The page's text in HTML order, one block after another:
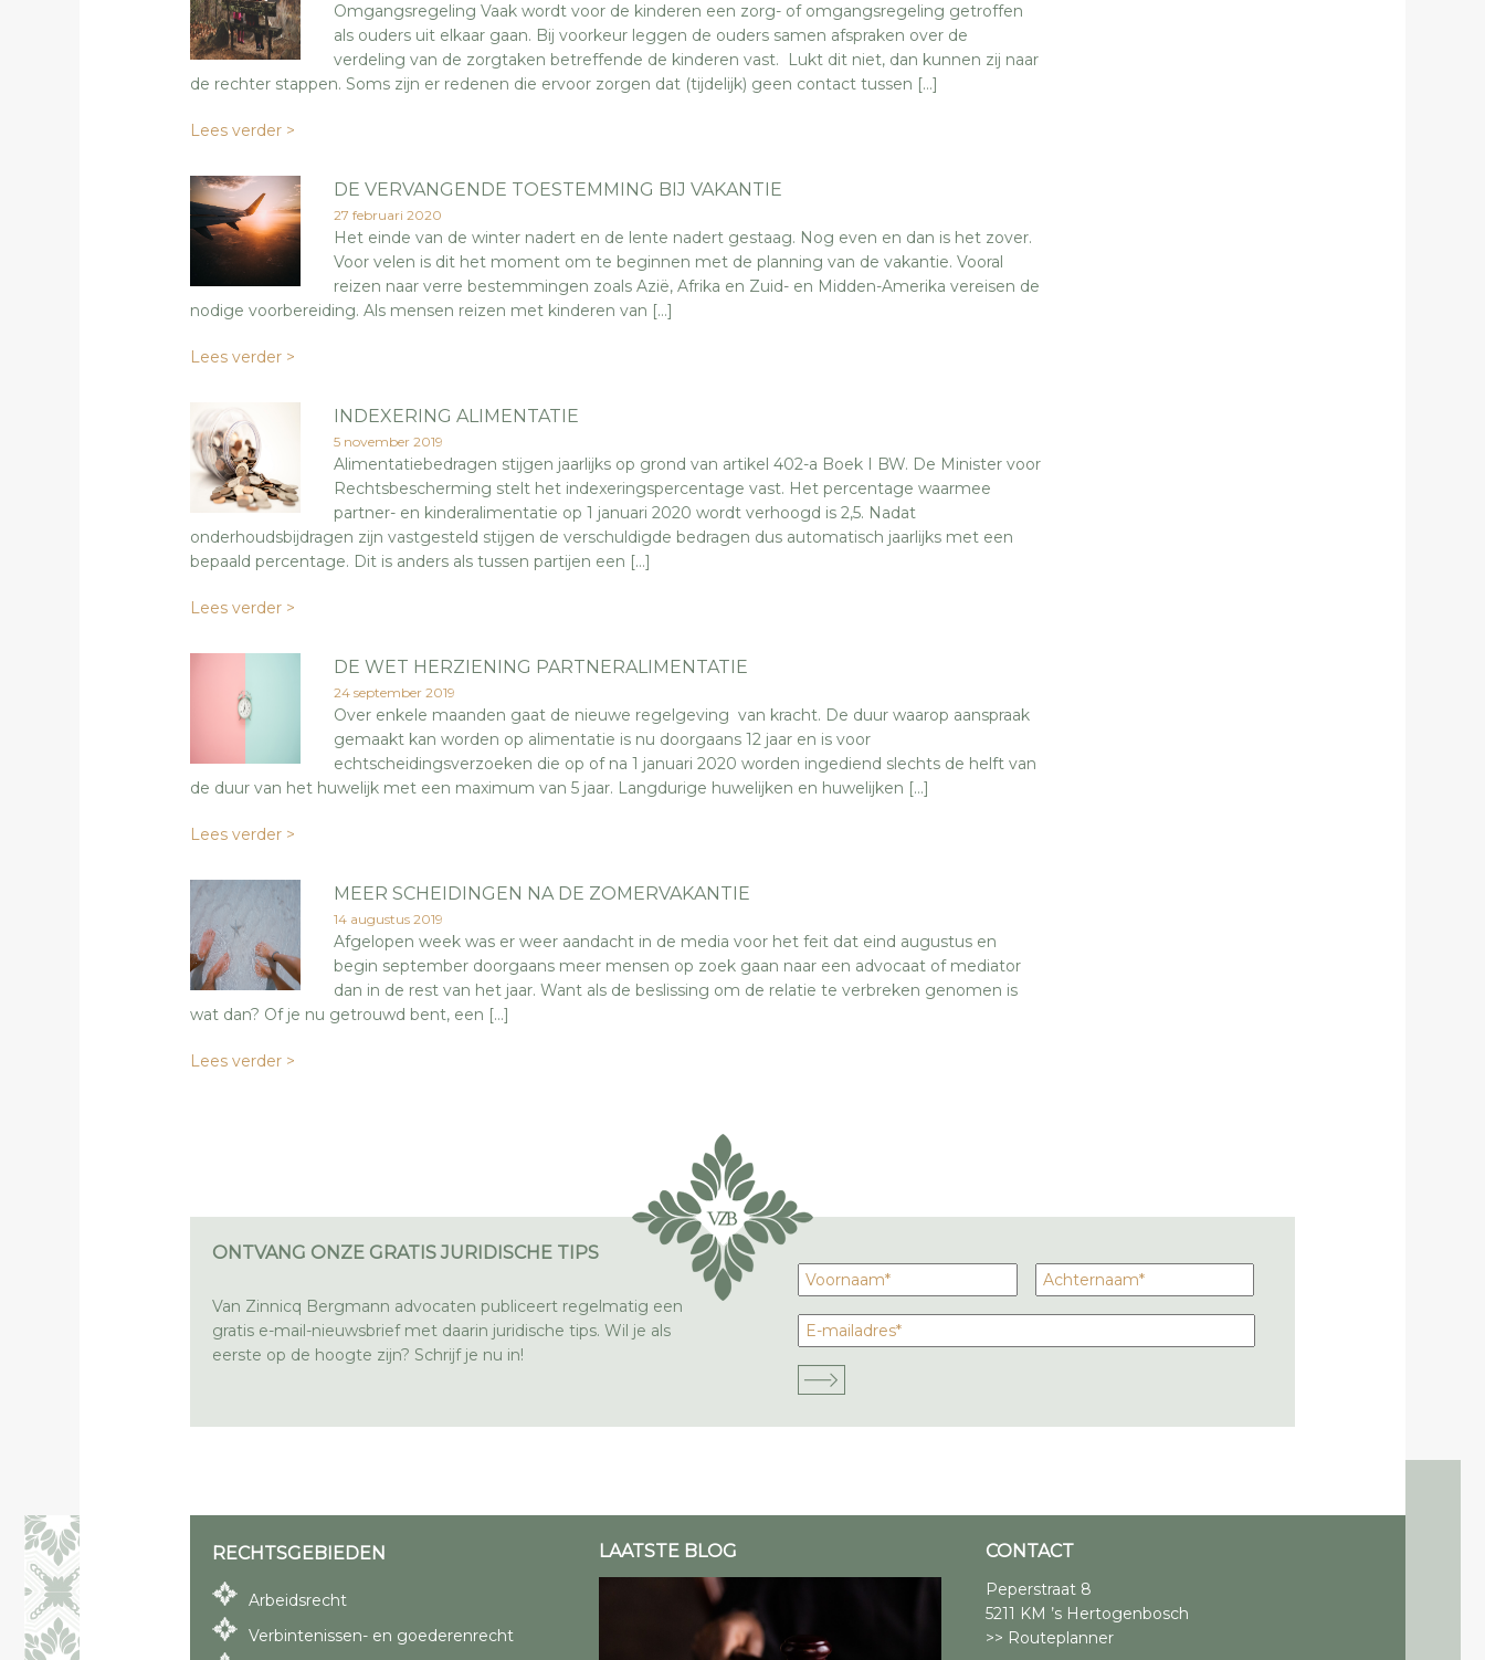
Omgangsregeling Vaak wordt voor de kinderen een zorg- of omgangsregeling getroffen
als ouders uit elkaar gaan. Bij voorkeur leggen de ouders samen afspraken over de
verdeling van de zorgtaken betreffende de kinderen vast. Lukt dit niet, dan kunnen zij naar
de rechter stappen. Soms zijn er redenen die ervoor zorgen dat (tijdelijk) geen contact tussen […]
Lees verder >
DE VERVANGENDE TOESTEMMING BIJ VAKANTIE
27 februari 2020
Het einde van de winter nadert en de lente nadert gestaag. Nog even en dan is het zover.
Voor velen is dit het moment om te beginnen met de planning van de vakantie. Vooral
reizen naar verre bestemmingen zoals Azië, Afrika en Zuid- en Midden-Amerika vereisen de
nodige voorbereiding. Als mensen reizen met kinderen van […]
Lees verder >
INDEXERING ALIMENTATIE
5 november 2019
Alimentatiebedragen stijgen jaarlijks op grond van artikel 402-a Boek I BW. De Minister voor
Rechtsbescherming stelt het indexeringspercentage vast. Het percentage waarmee
partner- en kinderalimentatie op 1 januari 2020 wordt verhoogd is 2,5. Nadat
onderhoudsbijdragen zijn vastgesteld stijgen de verschuldigde bedragen dus automatisch jaarlijks met een
bepaald percentage. Dit is anders als tussen partijen een […]
Lees verder >
DE WET HERZIENING PARTNERALIMENTATIE
24 september 2019
Over enkele maanden gaat de nieuwe regelgeving van kracht. De duur waarop aanspraak
gemaakt kan worden op alimentatie is nu doorgaans 12 jaar en is voor
echtscheidingsverzoeken die op of na 1 januari 2020 worden ingediend slechts de helft van
de duur van het huwelijk met een maximum van 5 jaar. Langdurige huwelijken en huwelijken […]
Lees verder >
MEER SCHEIDINGEN NA DE ZOMERVAKANTIE
14 augustus 2019
Afgelopen week was er weer aandacht in de media voor het feit dat eind augustus en
begin september doorgaans meer mensen op zoek gaan naar een advocaat of mediator
dan in de rest van het jaar. Want als de beslissing om de relatie te verbreken genomen is
wat dan? Of je nu getrouwd bent, een […]
Lees verder >
ONTVANG ONZE GRATIS JURIDISCHE TIPS
Van Zinnicq Bergmann advocaten publiceert regelmatig een
gratis e-mail-nieuwsbrief met daarin juridische tips. Wil je als
eerste op de hoogte zijn? Schrijf je nu in!
RECHTSGEBIEDEN
Arbeidsrecht
Verbintenissen- en goederenrecht
LAATSTE BLOG CONTACT
Peperstraat 8
5211 KM ’s Hertogenbosch
>> Routeplanner